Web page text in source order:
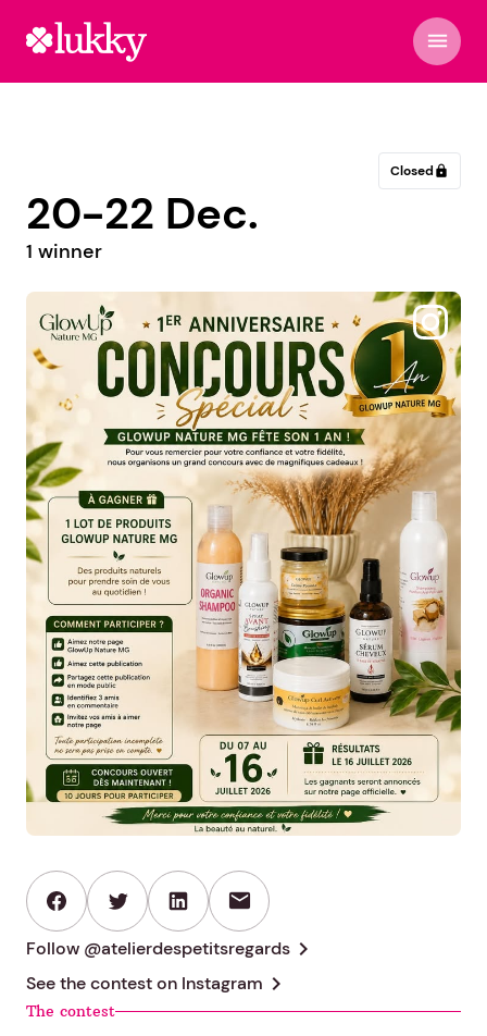
menu
Closed lock
20-22 Dec.
1 winner
@atelierdespetitsregards
mail
Follow @atelierdespetitsregards chevron_right
See the contest on Instagram chevron_right
The contest